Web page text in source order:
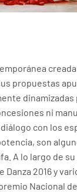
propuestas
dinamizadas
ni
con los
son
A lo largo de
2016 y
Nacional